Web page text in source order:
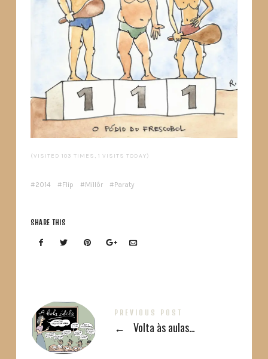
(VISITED 103 TIMES, 1 VISITS TODAY)
2014 Flip Millôr Paraty
SHARE THIS
PREVIOUS POST
← Volta às aulas…